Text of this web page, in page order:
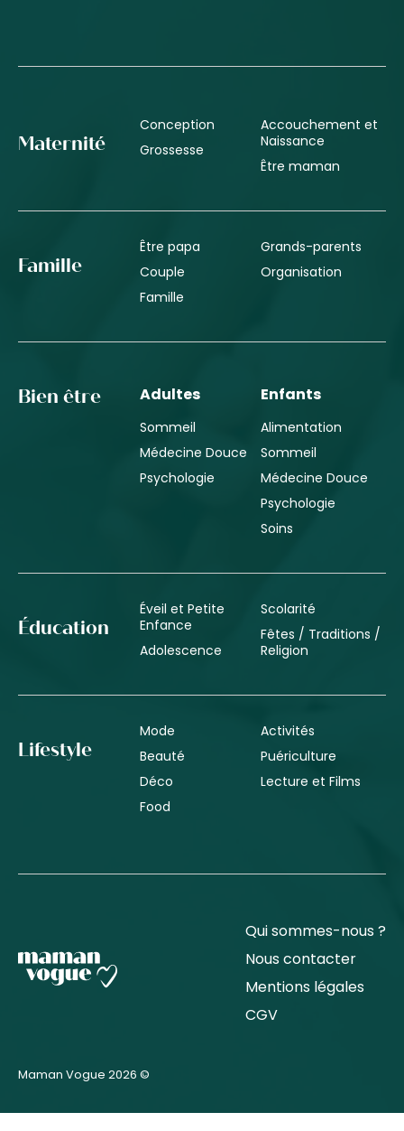
Maternité
Conception
Grossesse
Accouchement et
Naissance
Être maman
Famille
Être papa
Couple
Famille
Grands-parents
Organisation
Bien être Adultes
Sommeil
Médecine Douce
Psychologie
Enfants
Alimentation
Sommeil
Médecine Douce
Psychologie
Soins
Éducation
Éveil et Petite
Enfance
Adolescence
Scolarité
Fêtes / Traditions /
Religion
Lifestyle
Mode
Beauté
Déco
Food
Activités
Puériculture
Lecture et Films
Qui sommes-nous ?
Nous contacter
Mentions légales
CGV
Maman Vogue 2026 ©